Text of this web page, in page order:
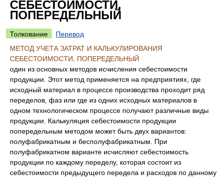
СЕБЕСТОИМОСТИ,
ПОПЕРЕДЕЛЬНЫЙ
Толкование
Перевод
МЕТОД УЧЕТА ЗАТРАТ И КАЛЬКУЛИРОВАНИЯ
СЕБЕСТОИМОСТИ, ПОПЕРЕДЕЛЬНЫЙ
один из основных методов исчисления себестоимости
продукции. Этот метод применяется на предприятиях, где
исходный материал в процессе производства проходит ряд
переделов, фаз или где из одних исходных материалов в
одном технологическом процессе получают различные виды
продукции. Калькуляция себестоимости продукции
попередельным методом может быть двух вариантов:
полуфабрикатным и бесполуфабрикатным. При
полуфабрикатном варианте исчисляют себестоимость
продукции по каждому переделу, которая состоит из
себестоимости предыдущего передела и расходов по данному